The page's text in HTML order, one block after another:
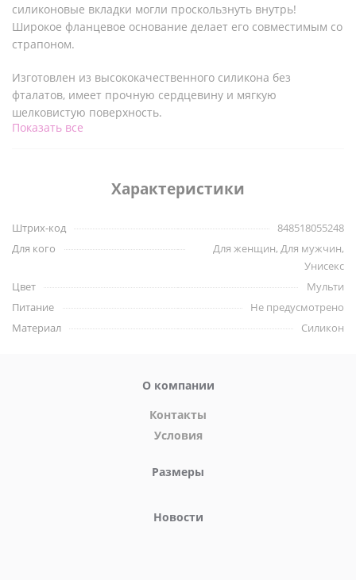
силиконовые вкладки могли проскользнуть внутрь!
Широкое фланцевое основание делает его совместимым со
страпоном.
Изготовлен из высококачественного силикона без
фталатов, имеет прочную сердцевину и мягкую
шелковистую поверхность.
чистки игрушек. Вытрите насухо и храните в прохладном,
темном месте, защищенном от прямых солнечных лучей.
Ключевые особенности и
Диаметр: от 4.6 см до 5.8 см
Совместим с трусиками для страпона
Показать все
Характеристики
Штрих-код
848518055248
Для кого
Для женщин, Для мужчин,
Унисекс
Цвет
Мульти
Питание
Не предусмотрено
Материал
Силикон
О компании
Контакты
Условия
Размеры
Новости